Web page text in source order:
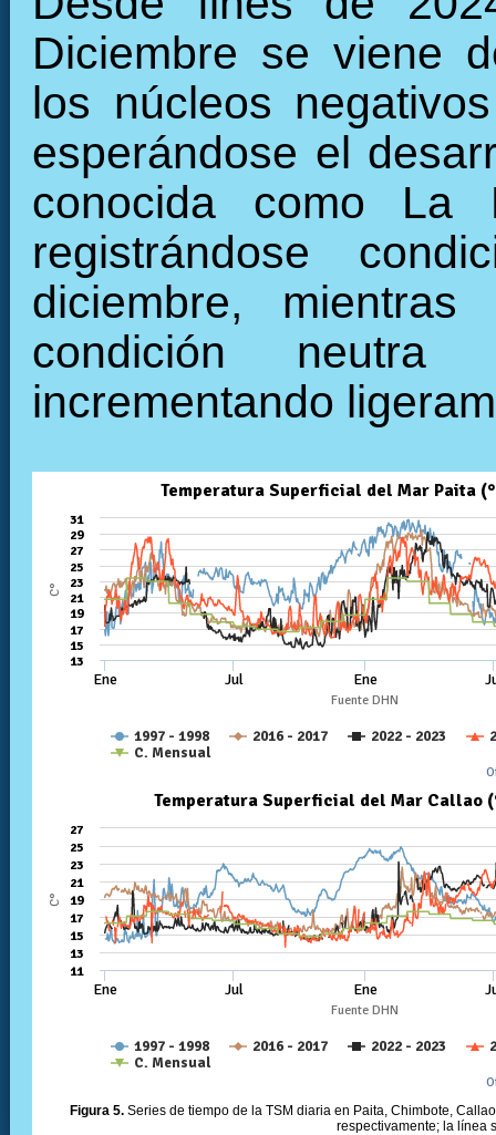
Figura 5. Series de tiempo de la TSM diaria en Paita, Chimbote,
respectivamente; la línea